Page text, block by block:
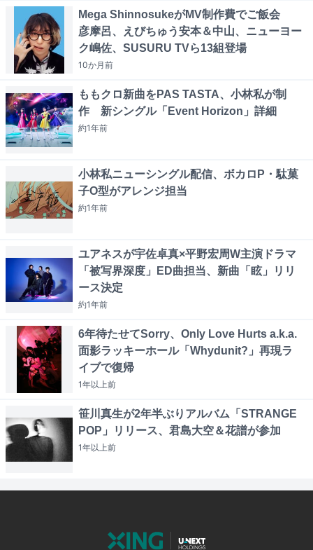
Mega ShinnosukeがMV制作費でご飯会
彦摩呂、えびちゅう安本＆中山、ニューヨー
ク嶋佐、SUSURU TVら13組登場
10か月前
ももクロ新曲をPAS TASTA、小林私が制
作 新シングル「Event Horizon」詳細
約1年前
小林私ニューシングル配信、ボカロP・駄菓
子O型がアレンジ担当
約1年前
ユアネスが宇佐卓真×平野宏周W主演ドラマ
「被写界深度」ED曲担当、新曲「眩」リリ
ース決定
約1年前
6年待たせてSorry、Only Love Hurts a.k.a.
面影ラッキーホール「Whydunit?」再現ラ
イブで復帰
1年以上前
笹川真生が2年半ぶりアルバム「STRANGE
POP」リリース、君島大空＆花譜が参加
1年以上前